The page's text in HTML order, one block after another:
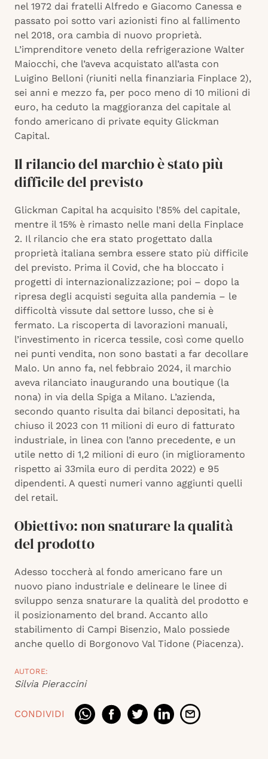
nel 1972 dai fratelli Alfredo e Giacomo Canessa e
passato poi sotto vari azionisti fino al fallimento
nel 2018, ora cambia di nuovo proprietà.
L’imprenditore veneto della refrigerazione Walter
Maiocchi, che l’aveva acquistato all’asta con
Luigino Belloni (riuniti nella finanziaria Finplace 2),
sei anni e mezzo fa, per poco meno di 10 milioni di
euro, ha ceduto la maggioranza del capitale al
fondo americano di private equity Glickman
Capital.
Il rilancio del marchio è stato più
difficile del previsto
Glickman Capital ha acquisito l’85% del capitale,
mentre il 15% è rimasto nelle mani della Finplace
2. Il rilancio che era stato progettato dalla
proprietà italiana sembra essere stato più difficile
del previsto. Prima il Covid, che ha bloccato i
progetti di internazionalizzazione; poi – dopo la
ripresa degli acquisti seguita alla pandemia – le
difficoltà vissute dal settore lusso, che si è
fermato. La riscoperta di lavorazioni manuali,
l’investimento in ricerca tessile, così come quello
nei punti vendita, non sono bastati a far decollare
Malo. Un anno fa, nel febbraio 2024, il marchio
aveva rilanciato inaugurando una boutique (la
nona) in via della Spiga a Milano. L’azienda,
secondo quanto risulta dai bilanci depositati, ha
chiuso il 2023 con 11 milioni di euro di fatturato
industriale, in linea con l’anno precedente, e un
utile netto di 1,2 milioni di euro (in miglioramento
rispetto ai 33mila euro di perdita 2022) e 95
dipendenti. A questi numeri vanno aggiunti quelli
del retail.
Obiettivo: non snaturare la qualità
del prodotto
Adesso toccherà al fondo americano fare un
nuovo piano industriale e delineare le linee di
sviluppo senza snaturare la qualità del prodotto e
il posizionamento del brand. Accanto allo
stabilimento di Campi Bisenzio, Malo possiede
anche quello di Borgonovo Val Tidone (Piacenza).
AUTORE:
Silvia Pieraccini
CONDIVIDI